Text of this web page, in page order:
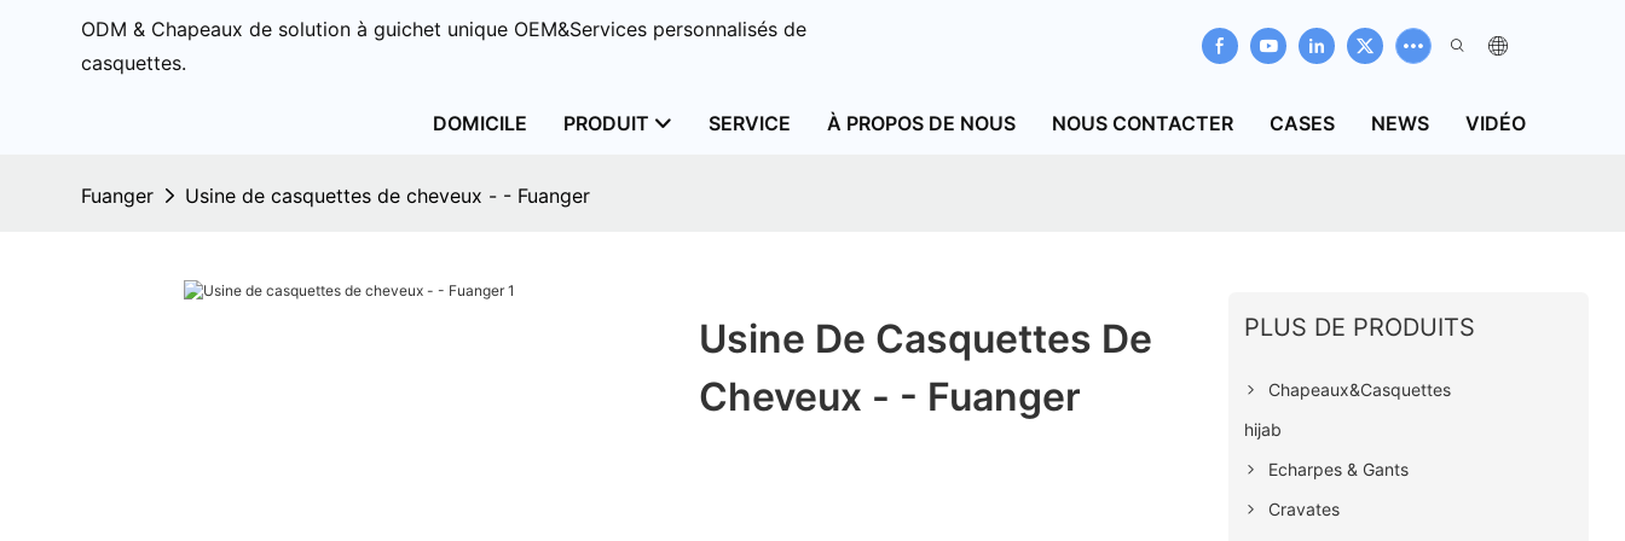
ODM & Chapeaux de solution à guichet unique OEM&Services personnalisés de
casquettes.
DOMICILE PRODUIT SERVICE À PROPOS DE NOUS NOUS CONTACTER CASES NEWS VIDÉO
Fuanger Usine de casquettes de cheveux - - Fuanger
Usine De Casquettes De
Cheveux - - Fuanger
PLUS DE PRODUITS
Chapeaux&Casquettes
hijab
Echarpes & Gants
Cravates